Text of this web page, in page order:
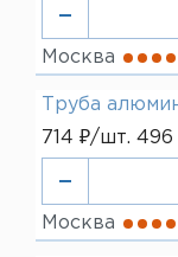
Москва
Труба
714 ₽/шт. 496
Москва